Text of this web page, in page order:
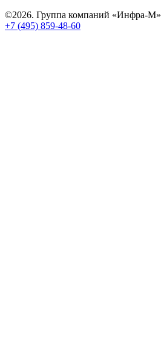
©2026. Группа компаний «Инфра-М»
+7 (495) 859-48-60